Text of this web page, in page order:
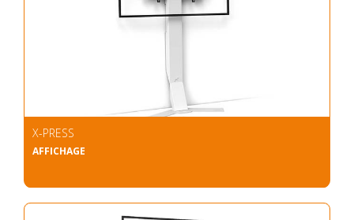
X-PRESS
AFFICHAGE